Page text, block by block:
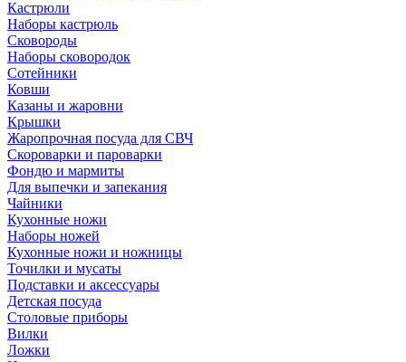
Кастрюли
Наборы кастрюль
Сковороды
Наборы сковородок
Сотейники
Ковши
Казаны и жаровни
Крышки
Жаропрочная посуда для СВЧ
Скороварки и пароварки
Фондю и мармиты
Для выпечки и запекания
Чайники
Кухонные ножи
Наборы ножей
Кухонные ножи и ножницы
Точилки и мусаты
Подставки и аксессуары
Детская посуда
Столовые приборы
Вилки
Ложки